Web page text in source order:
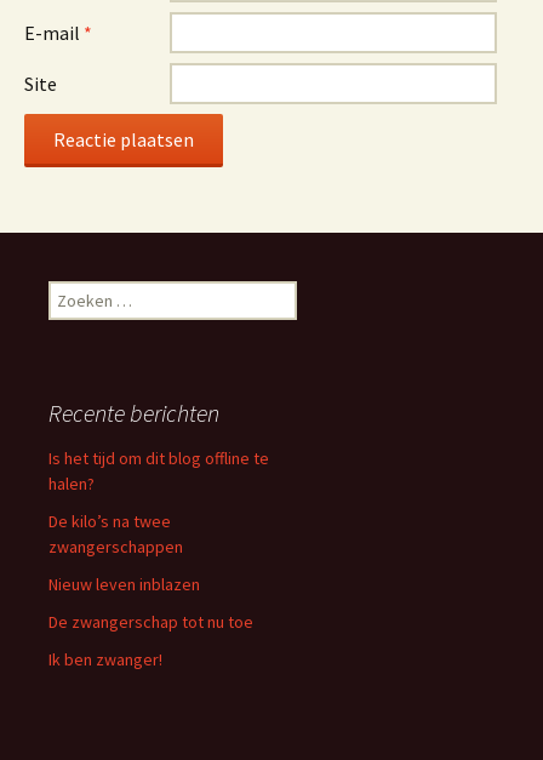
E-mail *
Site
Zoeken naar:
Recente berichten
Is het tijd om dit blog offline te
halen?
De kilo’s na twee
zwangerschappen
Nieuw leven inblazen
De zwangerschap tot nu toe
Ik ben zwanger!